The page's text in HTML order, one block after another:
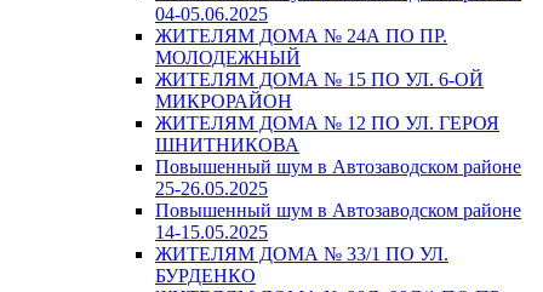
04-05.06.2025
ЖИТЕЛЯМ ДОМА № 24А ПО ПР.
МОЛОДЕЖНЫЙ
ЖИТЕЛЯМ ДОМА № 15 ПО УЛ. 6-ОЙ
МИКРОРАЙОН
ЖИТЕЛЯМ ДОМА № 12 ПО УЛ. ГЕРОЯ
ШНИТНИКОВА
Повышенный шум в Автозаводском районе
25-26.05.2025
Повышенный шум в Автозаводском районе
14-15.05.2025
ЖИТЕЛЯМ ДОМА № 33/1 ПО УЛ.
БУРДЕНКО